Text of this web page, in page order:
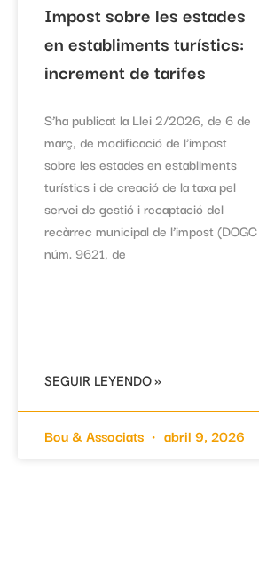
Impost sobre les estades
en establiments turístics:
increment de tarifes
S’ha publicat la Llei 2/2026, de 6 de
març, de modificació de l’impost
sobre les estades en establiments
turístics i de creació de la taxa pel
servei de gestió i recaptació del
recàrrec municipal de l’impost (DOGC
núm. 9621, de
SEGUIR LEYENDO »
Bou & Associats abril 9, 2026